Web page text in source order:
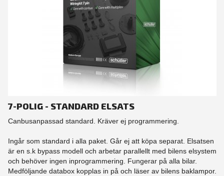
7-POLIG - STANDARD ELSATS
Canbusanpassad standard. Kräver ej programmering.
Ingår som standard i alla paket. Går ej att köpa separat. Elsatsen
är en s.k bypass modell och arbetar parallellt med bilens elsystem
och behöver ingen inprogrammering. Fungerar på alla bilar.
Medföljande databox kopplas in på och läser av bilens baklampor.